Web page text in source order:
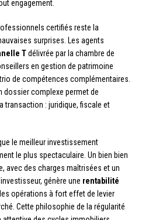
engagement.
certifiés reste la
surprises. Les agents
Tdélivrée par la chambre de
en gestion de patrimoine
de compétences complémentaires.
dossier complexe permet de
transaction : juridique, fiscale et
le meilleur investissement
le plus spectaculaire. Un bien bien
avec des charges maîtrisées et un
génère une rentabilité
opérations à fort effet de levier
Cette philosophie de la régularité